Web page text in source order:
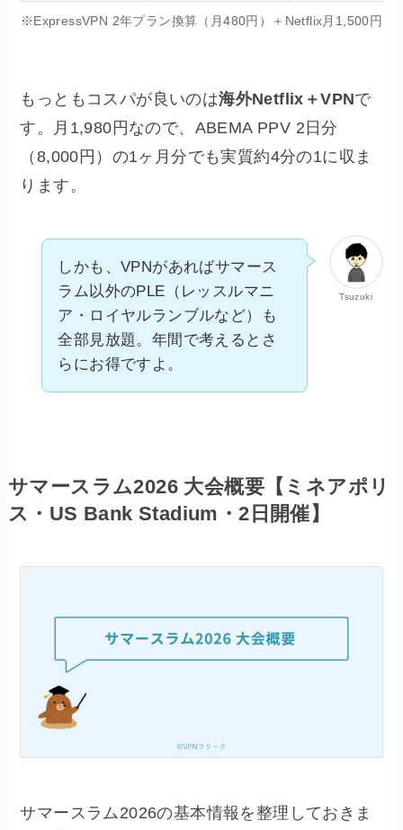
※ExpressVPN 2年プラン換算（月480円）＋Netflix月1,500円
もっともコスパが良いのは海外Netflix＋VPNで
す。月1,980円なので、ABEMA PPV 2日分
（8,000円）の1ヶ月分でも実質約4分の1に収ま
ります。
Tsuzuki
しかも、VPNがあればサマース
ラム以外のPLE（レッスルマニ
ア・ロイヤルランブルなど）も
全部見放題。年間で考えるとさ
らにお得ですよ。
サマースラム2026 大会概要【ミネアポリ
ス・US Bank Stadium・2日開催】
サマースラム2026の基本情報を整理しておきま